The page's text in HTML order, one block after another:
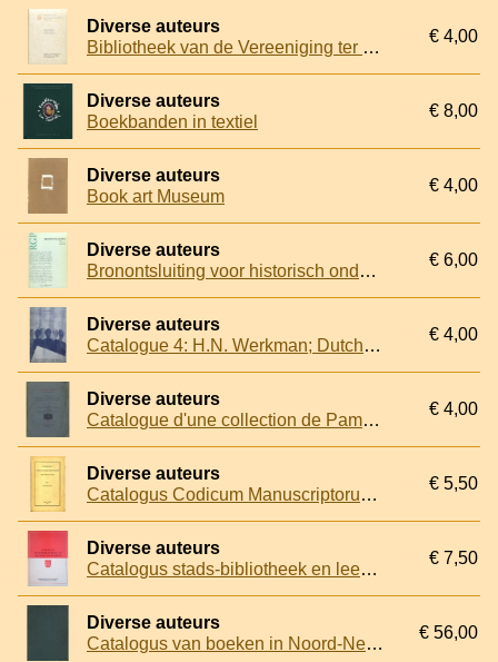
Diverse auteurs
Bibliotheek van de Vereeniging ter Bevordering van de Belangen des Boekhandels. Gesticht in 1845. Gids voor bezoekers
€ 4,00
Diverse auteurs
Boekbanden in textiel
€ 8,00
Diverse auteurs
Book art Museum
€ 4,00
Diverse auteurs
Bronontsluiting voor historisch onderzoek
€ 6,00
Diverse auteurs
Catalogue 4: H.N. Werkman; Dutch literature after 1880; Illustrated books & Private presses
€ 4,00
Diverse auteurs
Catalogue d'une collection de Pamphlets 1610-1648
€ 4,00
Diverse auteurs
Catalogus Codicum Manuscriptorum. Bibliothecae Regiae. Vol. I. Libri Theologici
€ 5,50
Diverse auteurs
Catalogus stads-bibliotheek en leeszaal van Haarlem: aardrijkskunde, Folklore, Geschiedenis en Kunst
€ 7,50
Diverse auteurs
Catalogus van boeken in Noord-Nederland verschenen van den vroegsten tijd tot op heden
€ 56,00